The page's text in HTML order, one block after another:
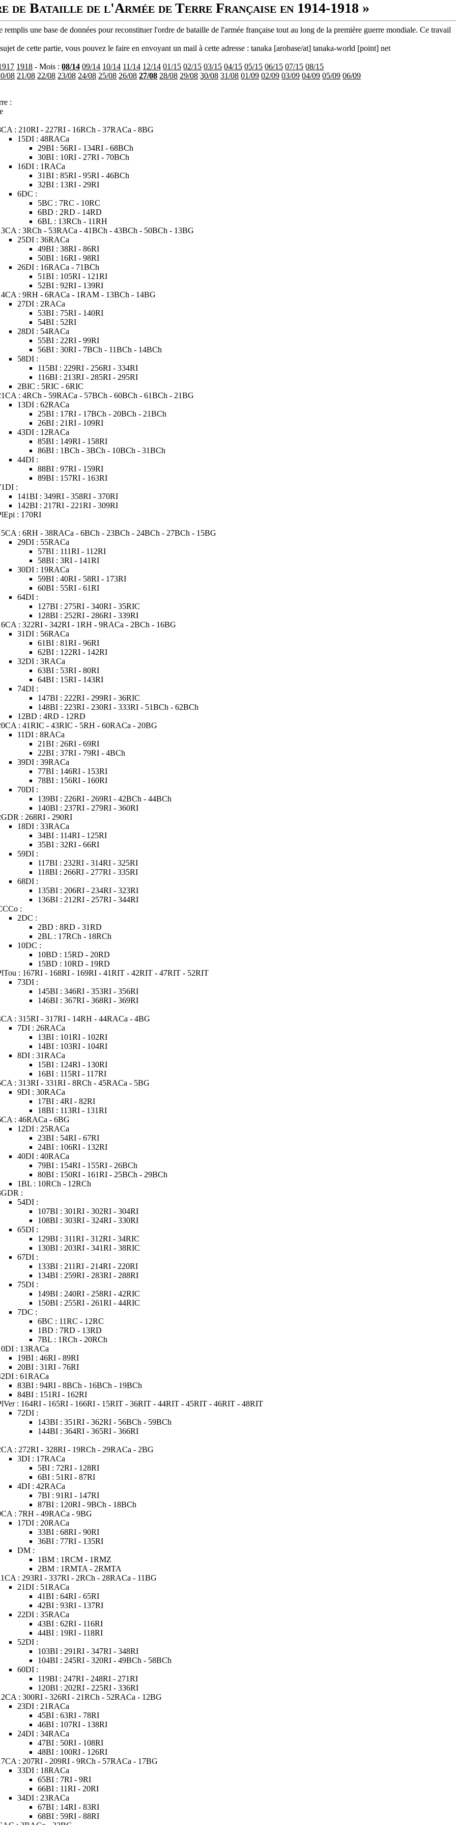
de Bataille de l'Armée de Terre Française en 1914-1918 »
remplis une base de données pour reconstituer l'ordre de bataille de l'armée française tout au long de la première guerre mondiale. Ce travail
de cette partie, vous pouvez le faire en envoyant un mail à cette adresse : tanaka [arobase/at] tanaka-world [point] net
1918 - Mois :08/14 09/14 10/14 11/14 12/14 01/15 02/15 03/15 04/15 05/15 06/15 07/15 08/15
08 21/08 22/08 23/08 24/08 25/08 26/08 27/08 28/08 29/08 30/08 31/08 01/09 02/09 03/09 04/09 05/09 06/09
:
: 210RI - 227RI - 16RCh - 37RACa - 8BG
15DI : 48RACa
29BI : 56RI - 134RI - 68BCh
30BI : 10RI - 27RI - 70BCh
16DI : 1RACa
31BI : 85RI - 95RI - 46BCh
32BI : 13RI - 29RI
6DC :
5BC : 7RC - 10RC
6BD : 2RD - 14RD
6BL : 13RCh - 11RH
: 3RCh - 53RACa - 41BCh - 43BCh - 50BCh - 13BG
25DI : 36RACa
49BI : 38RI - 86RI
50BI : 16RI - 98RI
26DI : 16RACa - 71BCh
51BI : 105RI - 121RI
52BI : 92RI - 139RI
: 9RH - 6RACa - 1RAM - 13BCh - 14BG
27DI : 2RACa
53BI : 75RI - 140RI
54BI : 52RI
28DI : 54RACa
55BI : 22RI - 99RI
56BI : 30RI - 7BCh - 11BCh - 14BCh
58DI :
115BI : 229RI - 256RI - 334RI
116BI : 213RI - 285RI - 295RI
2BIC : 5RIC - 6RIC
: 4RCh - 59RACa - 57BCh - 60BCh - 61BCh - 21BG
13DI : 62RACa
25BI : 17RI - 17BCh - 20BCh - 21BCh
26BI : 21RI - 109RI
43DI : 12RACa
85BI : 149RI - 158RI
86BI : 1BCh - 3BCh - 10BCh - 31BCh
44DI :
88BI : 97RI - 159RI
89BI : 157RI - 163RI
:
141BI : 349RI - 358RI - 370RI
142BI : 217RI - 221RI - 309RI
: 170RI
: 6RH - 38RACa - 6BCh - 23BCh - 24BCh - 27BCh - 15BG
29DI : 55RACa
57BI : 111RI - 112RI
58BI : 3RI - 141RI
30DI : 19RACa
59BI : 40RI - 58RI - 173RI
60BI : 55RI - 61RI
64DI :
127BI : 275RI - 340RI - 35RIC
128BI : 252RI - 286RI - 339RI
: 322RI - 342RI - 1RH - 9RACa - 2BCh - 16BG
31DI : 56RACa
61BI : 81RI - 96RI
62BI : 122RI - 142RI
32DI : 3RACa
63BI : 53RI - 80RI
64BI : 15RI - 143RI
74DI :
147BI : 222RI - 299RI - 36RIC
148BI : 223RI - 230RI - 333RI - 51BCh - 62BCh
12BD : 4RD - 12RD
: 41RIC - 43RIC - 5RH - 60RACa - 20BG
11DI : 8RACa
21BI : 26RI - 69RI
22BI : 37RI - 79RI - 4BCh
39DI : 39RACa
77BI : 146RI - 153RI
78BI : 156RI - 160RI
70DI :
139BI : 226RI - 269RI - 42BCh - 44BCh
140BI : 237RI - 279RI - 360RI
: 268RI - 290RI
18DI : 33RACa
34BI : 114RI - 125RI
35BI : 32RI - 66RI
59DI :
117BI : 232RI - 314RI - 325RI
118BI : 266RI - 277RI - 335RI
68DI :
135BI : 206RI - 234RI - 323RI
136BI : 212RI - 257RI - 344RI
:
2DC :
2BD : 8RD - 31RD
2BL : 17RCh - 18RCh
10DC :
10BD : 15RD - 20RD
15BD : 10RD - 19RD
: 167RI - 168RI - 169RI - 41RIT - 42RIT - 47RIT - 52RIT
73DI :
145BI : 346RI - 353RI - 356RI
146BI : 367RI - 368RI - 369RI
: 315RI - 317RI - 14RH - 44RACa - 4BG
7DI : 26RACa
13BI : 101RI - 102RI
14BI : 103RI - 104RI
8DI : 31RACa
15BI : 124RI - 130RI
16BI : 115RI - 117RI
: 313RI - 331RI - 8RCh - 45RACa - 5BG
9DI : 30RACa
17BI : 4RI - 82RI
18BI : 113RI - 131RI
: 46RACa - 6BG
12DI : 25RACa
23BI : 54RI - 67RI
24BI : 106RI - 132RI
40DI : 40RACa
79BI : 154RI - 155RI - 26BCh
80BI : 150RI - 161RI - 25BCh - 29BCh
1BL : 10RCh - 12RCh
:
54DI :
107BI : 301RI - 302RI - 304RI
108BI : 303RI - 324RI - 330RI
65DI :
129BI : 311RI - 312RI - 34RIC
130BI : 203RI - 341RI - 38RIC
67DI :
133BI : 211RI - 214RI - 220RI
134BI : 259RI - 283RI - 288RI
75DI :
149BI : 240RI - 258RI - 42RIC
150BI : 255RI - 261RI - 44RIC
7DC :
6BC : 11RC - 12RC
1BD : 7RD - 13RD
7BL : 1RCh - 20RCh
: 13RACa
19BI : 46RI - 89RI
20BI : 31RI - 76RI
: 61RACa
83BI : 94RI - 8BCh - 16BCh - 19BCh
84BI : 151RI - 162RI
: 164RI - 165RI - 166RI - 15RIT - 36RIT - 44RIT - 45RIT - 46RIT - 48RIT
72DI :
143BI : 351RI - 362RI - 56BCh - 59BCh
144BI : 364RI - 365RI - 366RI
: 272RI - 328RI - 19RCh - 29RACa - 2BG
3DI : 17RACa
5BI : 72RI - 128RI
6BI : 51RI - 87RI
4DI : 42RACa
7BI : 91RI - 147RI
87BI : 120RI - 9BCh - 18BCh
: 7RH - 49RACa - 9BG
17DI : 20RACa
33BI : 68RI - 90RI
36BI : 77RI - 135RI
DM :
1BM : 1RCM - 1RMZ
2BM : 1RMTA - 2RMTA
: 293RI - 337RI - 2RCh - 28RACa - 11BG
21DI : 51RACa
41BI : 64RI - 65RI
42BI : 93RI - 137RI
22DI : 35RACa
43BI : 62RI - 116RI
44BI : 19RI - 118RI
52DI :
103BI : 291RI - 347RI - 348RI
104BI : 245RI - 320RI - 49BCh - 58BCh
60DI :
119BI : 247RI - 248RI - 271RI
120BI : 202RI - 225RI - 336RI
: 300RI - 326RI - 21RCh - 52RACa - 12BG
23DI : 21RACa
45BI : 63RI - 78RI
46BI : 107RI - 138RI
24DI : 34RACa
47BI : 50RI - 108RI
48BI : 100RI - 126RI
: 207RI - 209RI - 9RCh - 57RACa - 17BG
33DI : 18RACa
65BI : 7RI - 9RI
66BI : 11RI - 20RI
34DI : 23RACa
67BI : 14RI - 83RI
68BI : 59RI - 88RI